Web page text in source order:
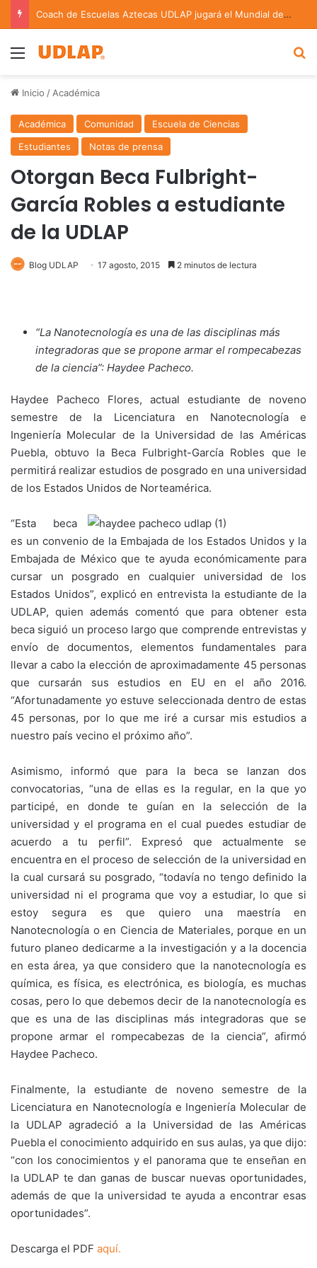
Coach de Escuelas Aztecas UDLAP jugará el Mundial de Flag Football en Alemania
Menu
Inicio / Académica
Académica Comunidad
Escuela de Ciencias
Estudiantes
Notas de prensa
Otorgan Beca Fulbright-
García Robles a estudiante
de la UDLAP
Blog UDLAP 17 agosto, 2015 2 minutos de lectura
“La Nanotecnología es una de las disciplinas más
integradoras que se propone armar el rompecabezas
de la ciencia”: Haydee Pacheco.
Haydee Pacheco Flores, actual estudiante de noveno
semestre de la Licenciatura en Nanotecnología e
Ingeniería Molecular de la Universidad de las Américas
Puebla, obtuvo la Beca Fulbright-García Robles que le
permitirá realizar estudios de posgrado en una universidad
de los Estados Unidos de Norteamérica.
“Esta beca
es un convenio de la Embajada de los Estados Unidos y la
Embajada de México que te ayuda económicamente para
cursar un posgrado en cualquier universidad de los
Estados Unidos”, explicó en entrevista la estudiante de la
UDLAP, quien además comentó que para obtener esta
beca siguió un proceso largo que comprende entrevistas y
envío de documentos, elementos fundamentales para
llevar a cabo la elección de aproximadamente 45 personas
que cursarán sus estudios en EU en el año 2016.
“Afortunadamente yo estuve seleccionada dentro de estas
45 personas, por lo que me iré a cursar mis estudios a
nuestro país vecino el próximo año”.
Asimismo, informó que para la beca se lanzan dos
convocatorias, “una de ellas es la regular, en la que yo
participé, en donde te guían en la selección de la
universidad y el programa en el cual puedes estudiar de
acuerdo a tu perfil”. Expresó que actualmente se
encuentra en el proceso de selección de la universidad en
la cual cursará su posgrado, “todavía no tengo definido la
universidad ni el programa que voy a estudiar, lo que si
estoy segura es que quiero una maestría en
Nanotecnología o en Ciencia de Materiales, porque en un
futuro planeo dedicarme a la investigación y a la docencia
en esta área, ya que considero que la nanotecnología es
química, es física, es electrónica, es biología, es muchas
cosas, pero lo que debemos decir de la nanotecnología es
que es una de las disciplinas más integradoras que se
propone armar el rompecabezas de la ciencia”, afirmó
Haydee Pacheco.
Finalmente, la estudiante de noveno semestre de la
Licenciatura en Nanotecnología e Ingeniería Molecular de
la UDLAP agradeció a la Universidad de las Américas
Puebla el conocimiento adquirido en sus aulas, ya que dijo:
“con los conocimientos y el panorama que te enseñan en
la UDLAP te dan ganas de buscar nuevas oportunidades,
además de que la universidad te ayuda a encontrar esas
oportunidades”.
Descarga el PDF aquí.